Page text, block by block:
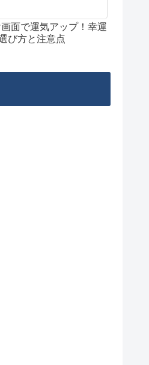
面で運気アップ！幸運
び方と注意点